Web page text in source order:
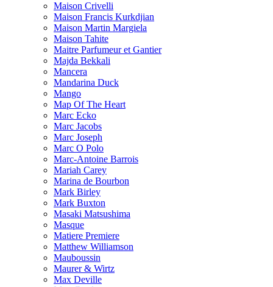
Maison Crivelli
Maison Francis Kurkdjian
Maison Martin Margiela
Maison Tahite
Maitre Parfumeur et Gantier
Majda Bekkali
Mancera
Mandarina Duck
Mango
Map Of The Heart
Marc Ecko
Marc Jacobs
Marc Joseph
Marc O Polo
Marc-Antoine Barrois
Mariah Carey
Marina de Bourbon
Mark Birley
Mark Buxton
Masaki Matsushima
Masque
Matiere Premiere
Matthew Williamson
Mauboussin
Maurer & Wirtz
Max Deville